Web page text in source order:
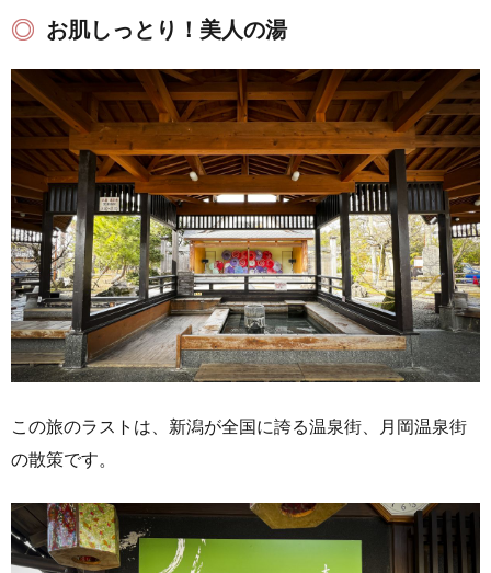
お肌しっとり！美人の湯
この旅のラストは、新潟が全国に誇る温泉街、月岡温泉街
の散策です。